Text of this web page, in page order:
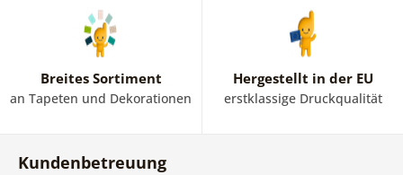
Breites Sortiment
an Tapeten und Dekorationen
Hergestellt in der EU
erstklassige Druckqualität
Kundenbetreuung